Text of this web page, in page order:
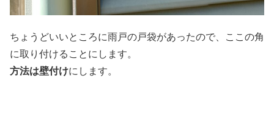
ちょうどいいところに雨戸の戸袋があったので、ここの角
に取り付けることにします。
方法は壁付けにします。